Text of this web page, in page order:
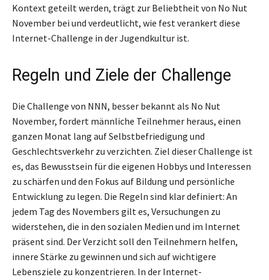
Kontext geteilt werden, trägt zur Beliebtheit von No Nut
November bei und verdeutlicht, wie fest verankert diese
Internet-Challenge in der Jugendkultur ist.
Regeln und Ziele der Challenge
Die Challenge von NNN, besser bekannt als No Nut
November, fordert männliche Teilnehmer heraus, einen
ganzen Monat lang auf Selbstbefriedigung und
Geschlechtsverkehr zu verzichten. Ziel dieser Challenge ist
es, das Bewusstsein für die eigenen Hobbys und Interessen
zu schärfen und den Fokus auf Bildung und persönliche
Entwicklung zu legen. Die Regeln sind klar definiert: An
jedem Tag des Novembers gilt es, Versuchungen zu
widerstehen, die in den sozialen Medien und im Internet
präsent sind. Der Verzicht soll den Teilnehmern helfen,
innere Stärke zu gewinnen und sich auf wichtigere
Lebensziele zu konzentrieren. In der Internet-